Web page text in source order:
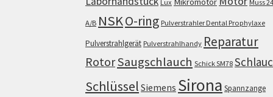
Lux Muss
A/B NSKO-ring Pulverstrahler Dental Prophylaxe
Pulverstrahlgerät Pulverstrahlhandy Reparatur
RotorSaugschlauch Schick SM78
Schlüssel Siemens Sirona Spannzange